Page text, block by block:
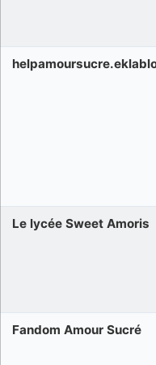
Le lycée Sweet Amoris
Fandom Amour Sucré